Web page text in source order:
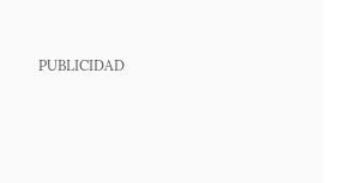
PUBLICIDAD